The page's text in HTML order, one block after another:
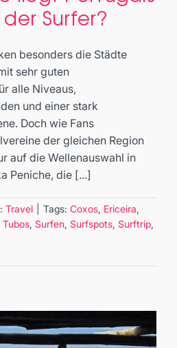
Surfer?Surfer?
besonders die Städte
sehr guten
alle Niveaus,
und einer stark
Doch wie Fans
der gleichen Region
auf die Wellenauswahl in
Peniche, die [...]
Travel Tags: Coxos, Ericeira,
Tubos, Surfen, Surfspots, Surftrip,